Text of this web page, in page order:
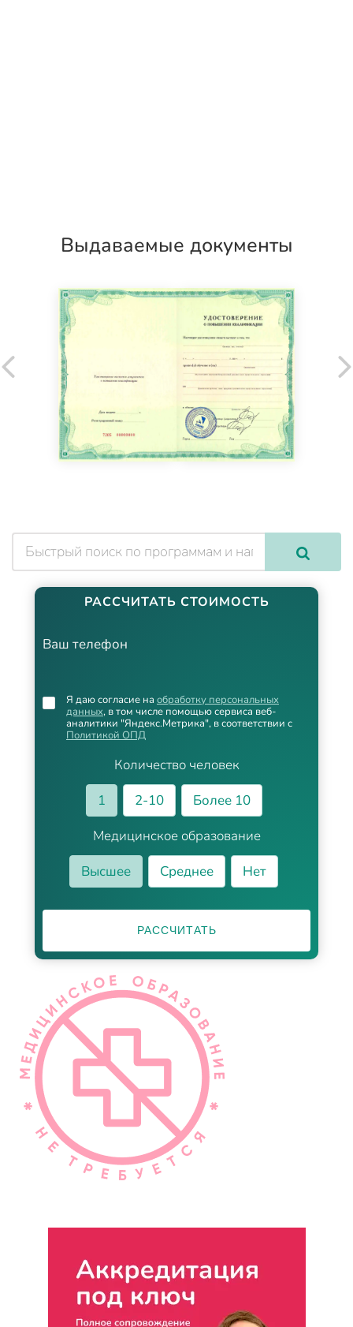
Выдаваемые документы
РАССЧИТАТЬ СТОИМОСТЬ
Ваш телефон
Количество человек
1
2-10
Более 10
Медицинское образование
Высшее
Среднее Нет
Я даю согласие на обработку персональных
данных, в том числе помощью сервиса веб-
аналитики "Яндекс.Метрика", в соответствии с
Политикой ОПД
РАССЧИТАТЬ